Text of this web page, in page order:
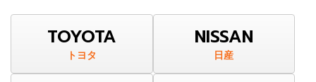
TOYOTA
トヨタ
NISSAN
日産